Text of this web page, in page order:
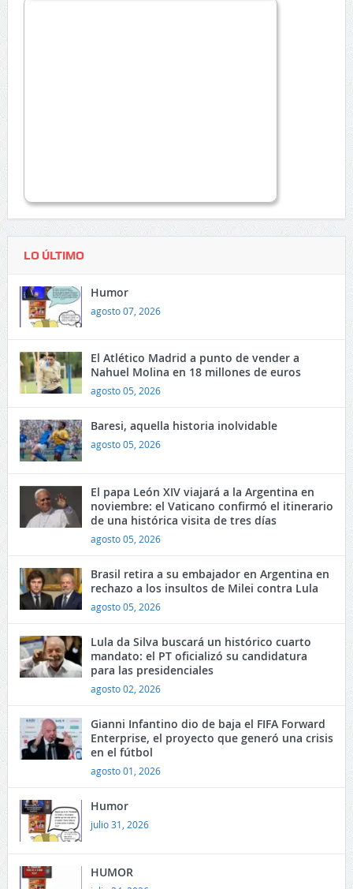
LO ÚLTIMO
Humor
agosto 07, 2026
El Atlético Madrid a punto de vender a
Nahuel Molina en 18 millones de euros
agosto 05, 2026
Baresi, aquella historia inolvidable
agosto 05, 2026
El papa León XIV viajará a la Argentina en
noviembre: el Vaticano confirmó el itinerario
de una histórica visita de tres días
agosto 05, 2026
Brasil retira a su embajador en Argentina en
rechazo a los insultos de Milei contra Lula
agosto 05, 2026
Lula da Silva buscará un histórico cuarto
mandato: el PT oficializó su candidatura
para las presidenciales
agosto 02, 2026
Gianni Infantino dio de baja el FIFA Forward
Enterprise, el proyecto que generó una crisis
en el fútbol
agosto 01, 2026
Humor
julio 31, 2026
HUMOR